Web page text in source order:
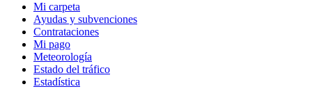
Mi carpeta
Ayudas y subvenciones
Contrataciones
Mi pago
Meteorología
Estado del tráfico
Estadística